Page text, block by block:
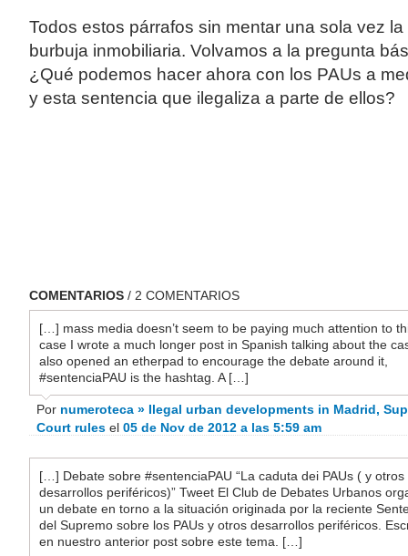
Todos estos párrafos sin mentar una sola vez la
burbuja inmobiliaria. Volvamos a la pregunta
¿Qué podemos hacer ahora con los PAUs a
y esta sentencia que ilegaliza a parte de ellos?
COMENTARIOS / 2 COMENTARIOS
[…] mass media doesn’t seem to be paying much attention to
case I wrote a much longer post in Spanish talking about the
also opened an etherpad to encourage the debate around it,
#sentenciaPAU is the hashtag. A […]
Por numeroteca » Ilegal urban developments in Madrid,
Court rules el 05 de Nov de 2012 a las 5:59 am
[…] Debate sobre #sentenciaPAU “La caduta dei PAUs ( y otros
desarrollos periféricos)” Tweet El Club de Debates Urbanos
un debate en torno a la situación originada por la reciente
del Supremo sobre los PAUs y otros desarrollos periféricos.
en nuestro anterior post sobre este tema. […]